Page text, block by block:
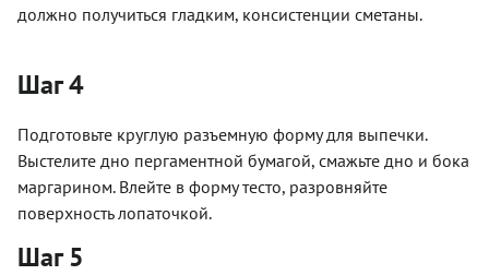
должно получиться гладким, консистенции сметаны.
Шаг 4
Подготовьте круглую разъемную форму для выпечки.
Выстелите дно пергаментной бумагой, смажьте дно и бока
маргарином. Влейте в форму тесто, разровняйте
поверхность лопаточкой.
Шаг 5